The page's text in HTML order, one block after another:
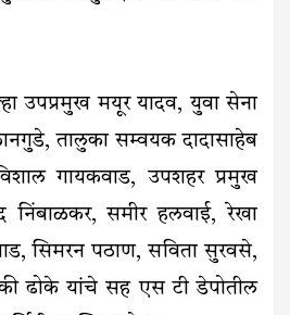
उपप्रमुख मयूर यादव, युवा सेना
तालुका सम्वयक दादासाहेब
गायकवाड, उपशहर प्रमुख
निंबाळकर, समीर हलवाई, रेखा
सिमरन पठाण, सविता सुरवसे,
ढोके यांचे सह एस टी डेपोतील